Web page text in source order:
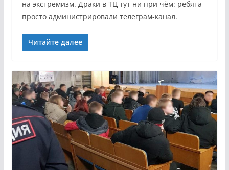
на экстремизм. Драки в ТЦ тут ни при чём: ребята
просто администрировали телеграм-канал.
Читайте далее